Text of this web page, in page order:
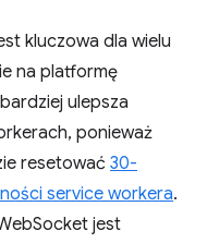
kluczowa dla wielu
na platformę
ulepsza
ponieważ
resetować 30-
service workera.
jest